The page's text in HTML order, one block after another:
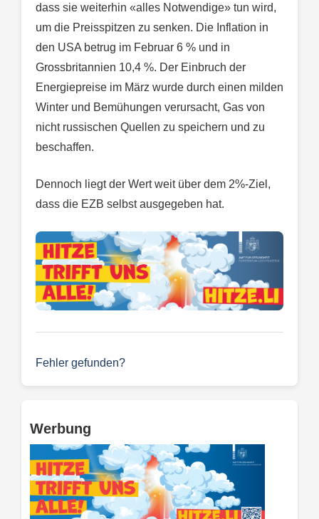
dass sie weiterhin «alles Notwendige» tun wird,
um die Preisspitzen zu senken. Die Inflation in
den USA betrug im Februar 6 % und in
Grossbritannien 10,4 %. Der Einbruch der
Energiepreise im März wurde durch einen milden
Winter und Bemühungen verursacht, Gas von
nicht russischen Quellen zu speichern und zu
beschaffen.
Dennoch liegt der Wert weit über dem 2%-Ziel,
dass die EZB selbst ausgegeben hat.
Fehler gefunden?
Werbung